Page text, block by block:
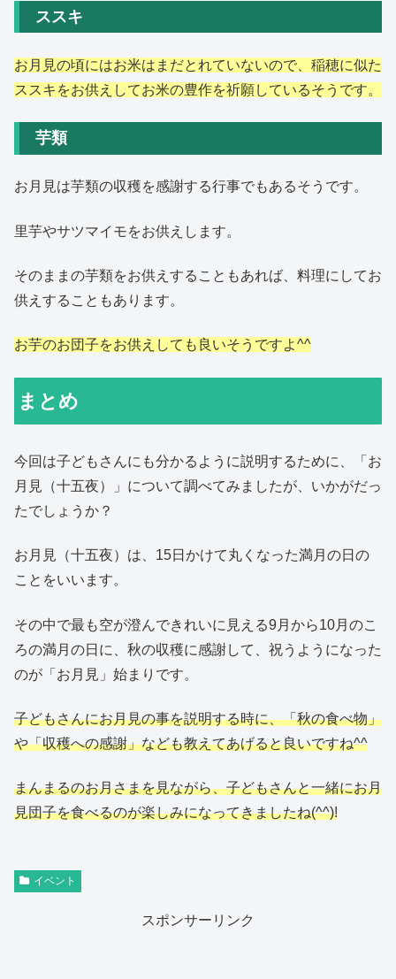
ススキ
お月見の頃にはお米はまだとれていないので、稲穂に似た
ススキをお供えしてお米の豊作を祈願しているそうです。
芋類
お月見は芋類の収穫を感謝する行事でもあるそうです。
里芋やサツマイモをお供えします。
そのままの芋類をお供えすることもあれば、料理にしてお
供えすることもあります。
お芋のお団子をお供えしても良いそうですよ^^
まとめ
今回は子どもさんにも分かるように説明するために、「お
月見（十五夜）」について調べてみましたが、いかがだっ
たでしょうか？
お月見（十五夜）は、15日かけて丸くなった満月の日の
ことをいいます。
その中で最も空が澄んできれいに見える9月から10月のこ
ろの満月の日に、秋の収穫に感謝して、祝うようになった
のが「お月見」始まりです。
子どもさんにお月見の事を説明する時に、「秋の食べ物」
や「収穫への感謝」なども教えてあげると良いですね^^
まんまるのお月さまを見ながら、子どもさんと一緒にお月
見団子を食べるのが楽しみになってきましたね(^^)!
イベント
スポンサーリンク